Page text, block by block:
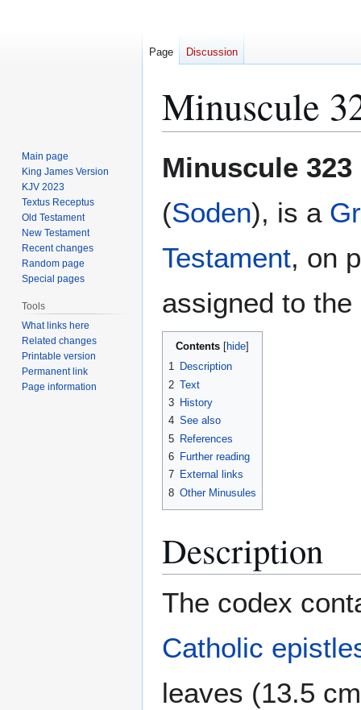
Minuscule
toto
Minuscule 323
(Soden), is a
Testament, on
assigned to
Contents
1 Description
2 Text
3 History
4 See also
5 References
6 Further reading
7 External links
8 Other Minusules
Description
The codex
Catholic
leaves (13.5
Page Discussion
Main page
King James Version
KJV 2023
Textus Receptus
Old Testament
New Testament
Recent changes
Random page
Special pages
Tools
What links here
Related changes
Printable version
Permanent link
Page information